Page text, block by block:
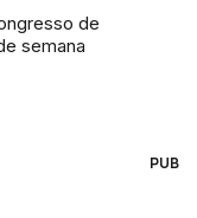
de
semana
PUB